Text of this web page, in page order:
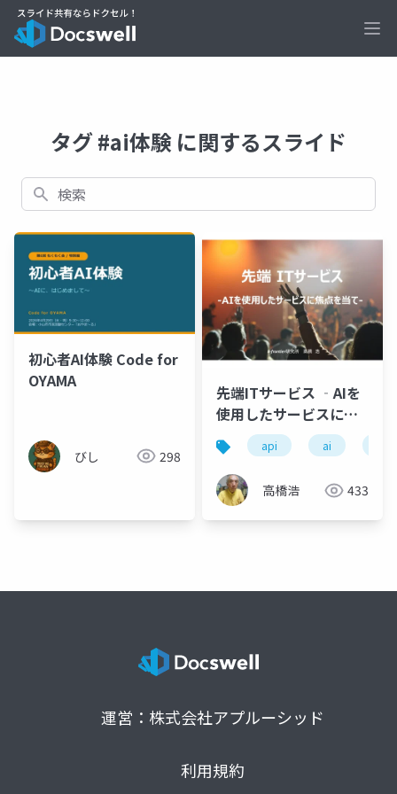
タグ #ai体験 に関するスライド
検索
初心者AI体験 Code for
OYAMA
びし 298
先端ITサービス ‐AIを
使用したサービスに焦
点を当て- .pdf
api ai
高橋浩 433
運営：株式会社アプルーシッド
利用規約